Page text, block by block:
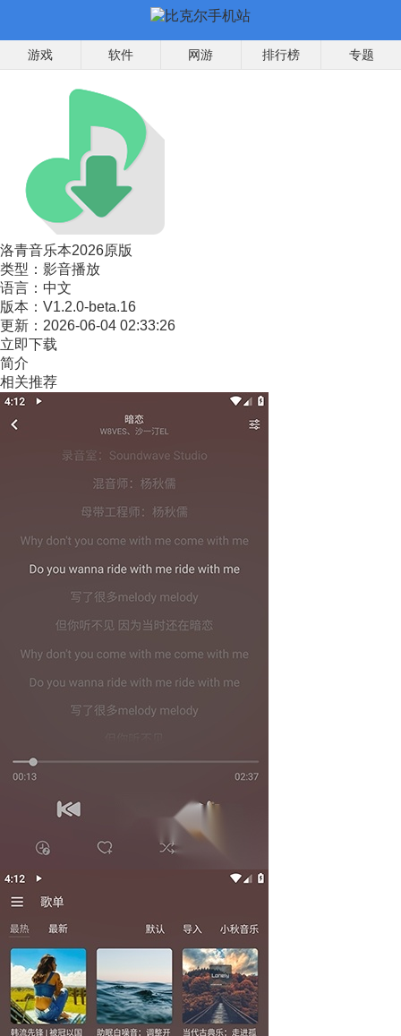
游戏 软件 网游 排行榜 专题
洛青音乐本2026原版
类型： 影音播放
语言： 中文
版本： V1.2.0-beta.16
更新： 2026-06-04 02:33:26
立即下载
简介
相关推荐